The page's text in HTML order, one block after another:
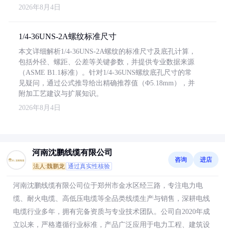
2026年8月4日
1/4-36UNS-2A螺纹标准尺寸
本文详细解析1/4-36UNS-2A螺纹的标准尺寸及底孔计算，
包括外径、螺距、公差等关键参数，并提供专业数据来源
（ASME B1.1标准）。针对1/4-36UNS螺纹底孔尺寸的常
见疑问，通过公式推导给出精确推荐值（Φ5.18mm），并
附加工艺建议与扩展知识。
2026年8月4日
河南沈鹏线缆有限公司
法人:魏鹏龙 通过真实性核验
咨询 进店
河南沈鹏线缆有限公司位于郑州市金水区经三路，专注电力电
缆、耐火电缆、高低压电缆等全品类线缆生产与销售，深耕电线
电缆行业多年，拥有完备资质与专业技术团队。公司自2020年成
立以来，严格遵循行业标准，产品广泛应用于电力工程、建筑设